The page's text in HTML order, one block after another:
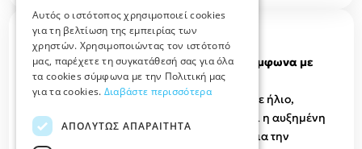
Σχετικά άρθρα στο elarisa blog
Ποιες είναι οι ιώσεις του καλοκαιριού, σύμφωνα με
τους παθολόγους;
Το καλοκαίρι είναι συνήθως συνδεδεμένο με ήλιο,
θάλασσα και διακοπές. Ωστόσο, η ζέστη και η αυξημένη
υγρασία δημιουργούν ευνοϊκές συνθήκες για την
Αυτός ο ιστότοπος χρησιμοποιεί cookies
για τη βελτίωση της εμπειρίας των
χρηστών. Χρησιμοποιώντας τον ιστότοπό
μας, παρέχετε τη συγκατάθεσή σας για όλα
τα cookies σύμφωνα με την Πολιτική μας
για τα cookies. Διαβάστε περισσότερα
ΑΠΟΛΎΤΩΣ ΑΠΑΡΑΊΤΗΤΑ